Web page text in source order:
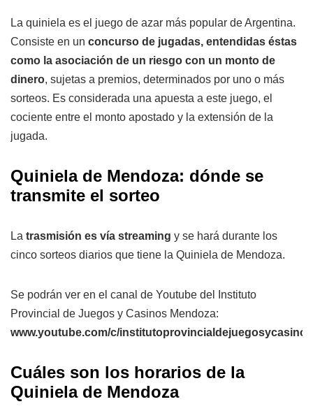
La quiniela es el juego de azar más popular de Argentina.
Consiste en un concurso de jugadas, entendidas éstas
como la asociación de un riesgo con un monto de
dinero, sujetas a premios, determinados por uno o más
sorteos. Es considerada una apuesta a este juego, el
cociente entre el monto apostado y la extensión de la
jugada.
Quiniela de Mendoza: dónde se
transmite el sorteo
La trasmisión es vía streaming y se hará durante los
cinco sorteos diarios que tiene la Quiniela de Mendoza.
Se podrán ver en el canal de Youtube del Instituto
Provincial de Juegos y Casinos Mendoza:
www.youtube.com/c/
Cuáles son los horarios de la
Quiniela de Mendoza